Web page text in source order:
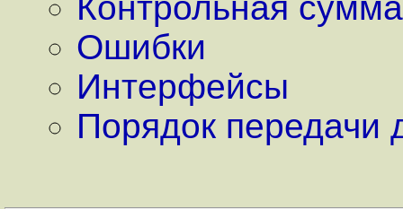
Ошибки
Интерфейсы
Порядок передачи